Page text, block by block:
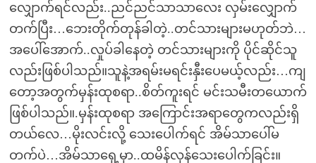
လျှောက်ရင်လည်း..ညင်ညင်သာသာလေး လှမ်းလျှောက်
တက်ပြီး…ဘေးတိုက်တုန်ခါတဲ့..တင်သားများမဟုတ်ဘဲ…
အပေါ်အောက်..လှုပ်ခါနေတဲ့ တင်သားများကို ပိုင်ဆိုင်သူ
လည်းဖြစ်ပါသည်။သူနဲ့အရမ်းမရင်းနှီးပေမယ့်လည်း…ကျ
တော့အတွက်မှန်းထုစရာ..စိတ်ကူးရင် မင်းသမီးတယောက်
ဖြစ်ပါသည်။.မှန်းထုစရာ အကြောင်းအရာတွေကလည်းရှိ
တယ်လေ…မိုးလင်းလို့ သေးပေါက်ရင် အိမ်သာပေါ်မ
တက်ပဲ…အိမ်သာရှေ့မှာ..ထမိန်လှန်သေးပေါက်ခြင်း။